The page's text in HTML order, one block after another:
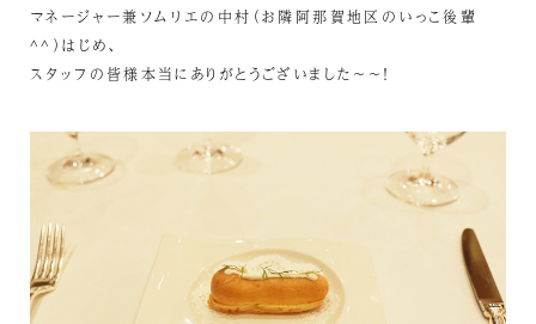
マネージャー兼ソムリエの中村（お隣阿那賀地区のいっこ後輩
^^）はじめ、
スタッフの皆様本当にありがとうございました～～！